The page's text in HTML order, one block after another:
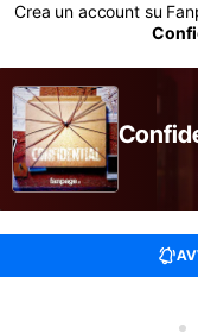
Crea un account su